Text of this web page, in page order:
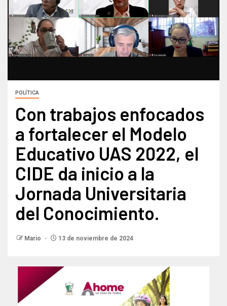
POLÍTICA
Con trabajos enfocados
a fortalecer el Modelo
Educativo UAS 2022, el
CIDE da inicio a la
Jornada Universitaria
del Conocimiento.
Mario 13 de noviembre de 2024